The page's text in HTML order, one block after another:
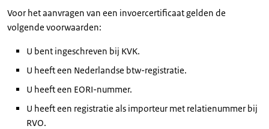
Voor het aanvragen van een invoercertificaat gelden de
volgende voorwaarden:
U bent ingeschreven bij KVK.
U heeft een Nederlandse btw-registratie.
U heeft een EORI-nummer.
U heeft een registratie als importeur met relatienummer bij
RVO.